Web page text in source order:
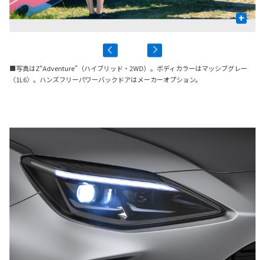
+
■写真はZ“Adventure”（ハイブリッド・2WD）。ボディカラーはマッシブグレー
〈1L6〉。ハンズフリーパワーバックドアはメーカーオプション。